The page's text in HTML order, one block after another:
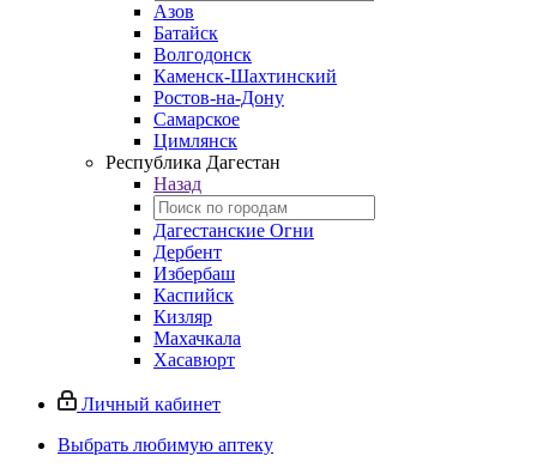
Азов
Батайск
Волгодонск
Каменск-Шахтинский
Ростов-на-Дону
Самарское
Цимлянск
Республика Дагестан
Назад
Дагестанские Огни
Дербент
Избербаш
Каспийск
Кизляр
Махачкала
Хасавюрт
Личный кабинет
Выбрать любимую аптеку